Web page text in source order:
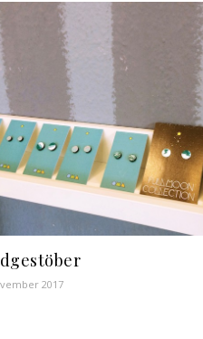
2017